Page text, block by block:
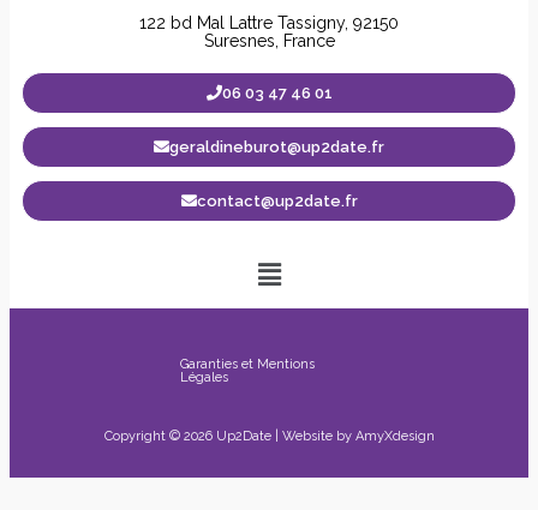
122 bd Mal Lattre Tassigny, 92150
Suresnes, France
06 03 47 46 01
geraldineburot@up2date.fr
contact@up2date.fr
Garanties et Mentions
Légales
Copyright © 2026 Up2Date | Website by AmyXdesign